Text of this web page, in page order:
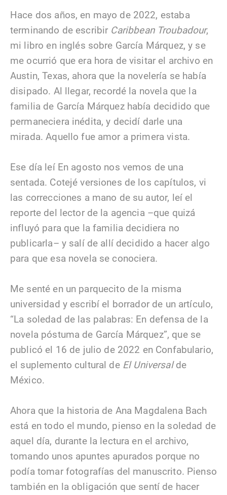
Hace dos años, en mayo de 2022, estaba
terminando de escribir Caribbean Troubadour,
mi libro en inglés sobre García Márquez, y se
me ocurrió que era hora de visitar el archivo en
Austin, Texas, ahora que la novelería se había
disipado. Al llegar, recordé la novela que la
familia de García Márquez había decidido que
permaneciera inédita, y decidí darle una
mirada. Aquello fue amor a primera vista.
Ese día leí En agosto nos vemos de una
sentada. Cotejé versiones de los capítulos, vi
las correcciones a mano de su autor, leí el
reporte del lector de la agencia –que quizá
influyó para que la familia decidiera no
publicarla– y salí de allí decidido a hacer algo
para que esa novela se conociera.
Me senté en un parquecito de la misma
universidad y escribí el borrador de un artículo,
“La soledad de las palabras: En defensa de la
novela póstuma de García Márquez”, que se
publicó el 16 de julio de 2022 en Confabulario,
el suplemento cultural de El Universalde
México.
Ahora que la historia de Ana Magdalena Bach
está en todo el mundo, pienso en la soledad de
aquel día, durante la lectura en el archivo,
tomando unos apuntes apurados porque no
podía tomar fotografías del manuscrito. Pienso
también en la obligación que sentí de hacer